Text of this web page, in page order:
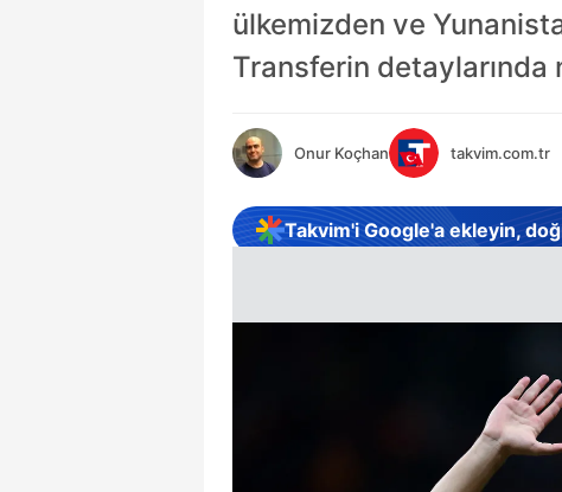
ülkemizden ve
Transferin detaylarında
Onur Koçhan takvim.com.tr
Takvim'i Google'a ekleyin,